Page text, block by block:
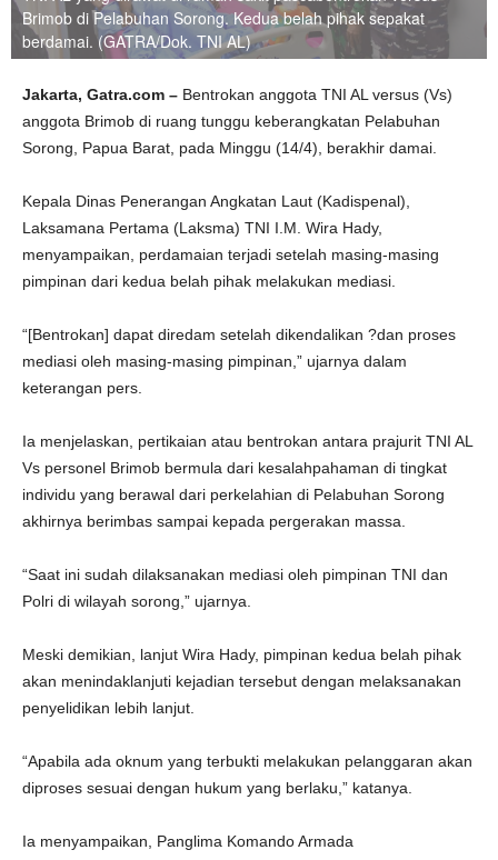
Brimob di Pelabuhan Sorong. Kedua belah pihak sepakat
berdamai. (GATRA/Dok. TNI AL)
Jakarta, Gatra.com – Bentrokan anggota TNI AL versus (Vs)
anggota Brimob di ruang tunggu keberangkatan Pelabuhan
Sorong, Papua Barat, pada Minggu (14/4), berakhir damai.
Kepala Dinas Penerangan Angkatan Laut (Kadispenal),
Laksamana Pertama (Laksma) TNI I.M. Wira Hady,
menyampaikan, perdamaian terjadi setelah masing-masing
pimpinan dari kedua belah pihak melakukan mediasi.
“[Bentrokan] dapat diredam setelah dikendalikan ?dan proses
mediasi oleh masing-masing pimpinan,” ujarnya dalam
keterangan pers.
Ia menjelaskan, pertikaian atau bentrokan antara prajurit TNI AL
Vs personel Brimob bermula dari kesalahpahaman di tingkat
individu yang berawal dari perkelahian di Pelabuhan Sorong
akhirnya berimbas sampai kepada pergerakan massa.
“Saat ini sudah dilaksanakan mediasi oleh pimpinan TNI dan
Polri di wilayah sorong,” ujarnya.
Meski demikian, lanjut Wira Hady, pimpinan kedua belah pihak
akan menindaklanjuti kejadian tersebut dengan melaksanakan
penyelidikan lebih lanjut.
“Apabila ada oknum yang terbukti melakukan pelanggaran akan
diproses sesuai dengan hukum yang berlaku,” katanya.
Ia menyampaikan, Panglima Komando Armada